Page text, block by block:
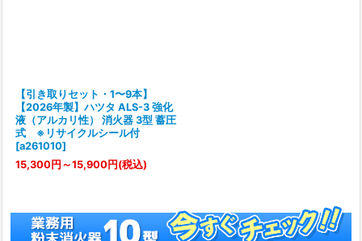
【引き取りセット・1〜9本】
【2026年製】ハツタ ALS-3 強化
液（アルカリ性） 消火器 3型 蓄圧
式 ※リサイクルシール付
[a261010]
15,300円 ～15,900円 (税込)